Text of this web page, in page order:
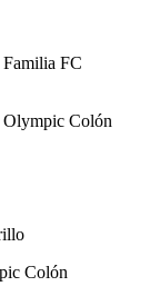
FC
Olympic Colón
Colón